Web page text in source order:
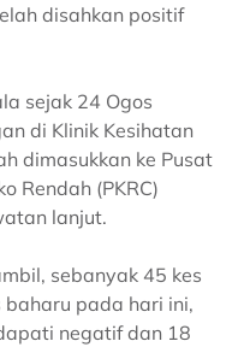
disahkan positif
sejak 24 Ogos
di Klinik Kesihatan
dimasukkan ke Pusat
Rendah (PKRC)
lanjut.
sebanyak 45 kes
pada hari ini,
negatif dan 18